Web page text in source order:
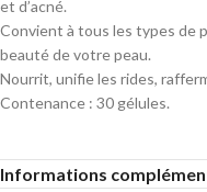
et d’acné.
Convient à tous les types de
beauté de votre peau.
Nourrit, unifie les rides,
Contenance : 30 gélules.
Informations